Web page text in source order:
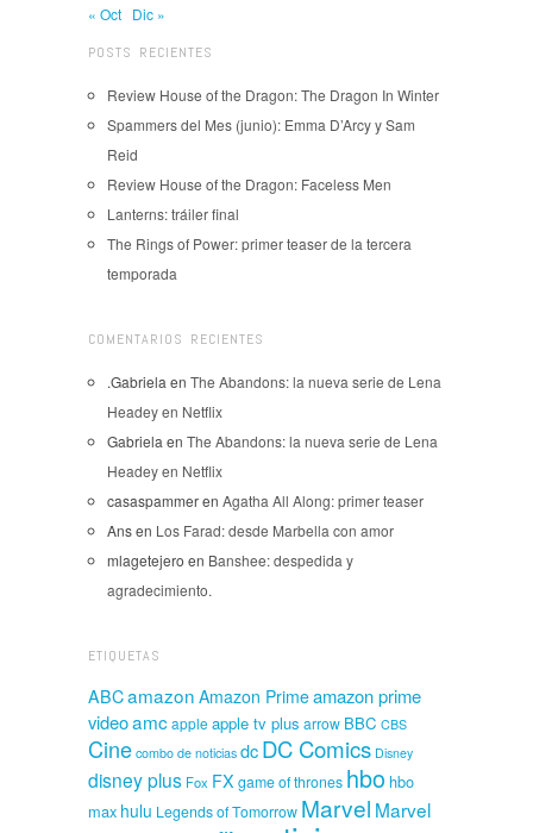
« Oct Dic »
POSTS RECIENTES
Review House of the Dragon: The Dragon In Winter
Spammers del Mes (junio): Emma D’Arcy y Sam
Reid
Review House of the Dragon: Faceless Men
Lanterns: tráiler final
The Rings of Power: primer teaser de la tercera
temporada
COMENTARIOS RECIENTES
.Gabriela en The Abandons: la nueva serie de Lena
Headey en Netflix
Gabriela en The Abandons: la nueva serie de Lena
Headey en Netflix
casaspammeren Agatha All Along: primer teaser
Ansen Los Farad: desde Marbella con amor
mlagetejero en Banshee: despedida y
agradecimiento.
ETIQUETAS
ABCamazon Amazon Primeamazon prime
videoamcapple apple tv plus arrow BBC CBS
Cine combo de noticias dcDC Comics Disney
disney plus Fox FX game of thrones hbo hbo
max hulu Legends of Tomorrow Marvel Marvel